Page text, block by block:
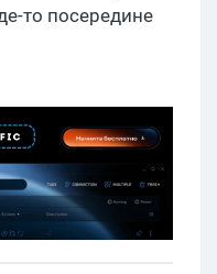
то посередине